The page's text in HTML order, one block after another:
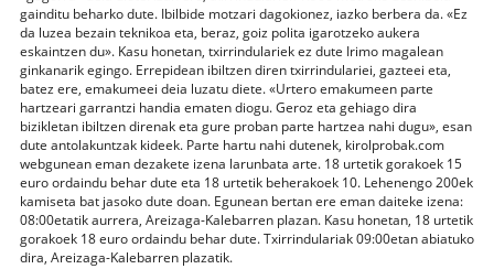
gainditu beharko dute. Ibilbide motzari dagokionez, iazko berbera da. «Ez
da luzea bezain teknikoa eta, beraz, goiz polita igarotzeko aukera
eskaintzen du». Kasu honetan, txirrindulariek ez dute Irimo magalean
ginkanarik egingo. Errepidean ibiltzen diren txirrindulariei, gazteei eta,
batez ere, emakumeei deia luzatu diete. «Urtero emakumeen parte
hartzeari garrantzi handia ematen diogu. Geroz eta gehiago dira
bizikletan ibiltzen direnak eta gure proban parte hartzea nahi dugu», esan
dute antolakuntzak kideek. Parte hartu nahi dutenek, kirolprobak.com
webgunean eman dezakete izena larunbata arte. 18 urtetik gorakoek 15
euro ordaindu behar dute eta 18 urtetik beherakoek 10. Lehenengo 200ek
kamiseta bat jasoko dute doan. Egunean bertan ere eman daiteke izena:
08:00etatik aurrera, Areizaga-Kalebarren plazan. Kasu honetan, 18 urtetik
gorakoek 18 euro ordaindu behar dute. Txirrindulariak 09:00etan abiatuko
dira, Areizaga-Kalebarren plazatik.